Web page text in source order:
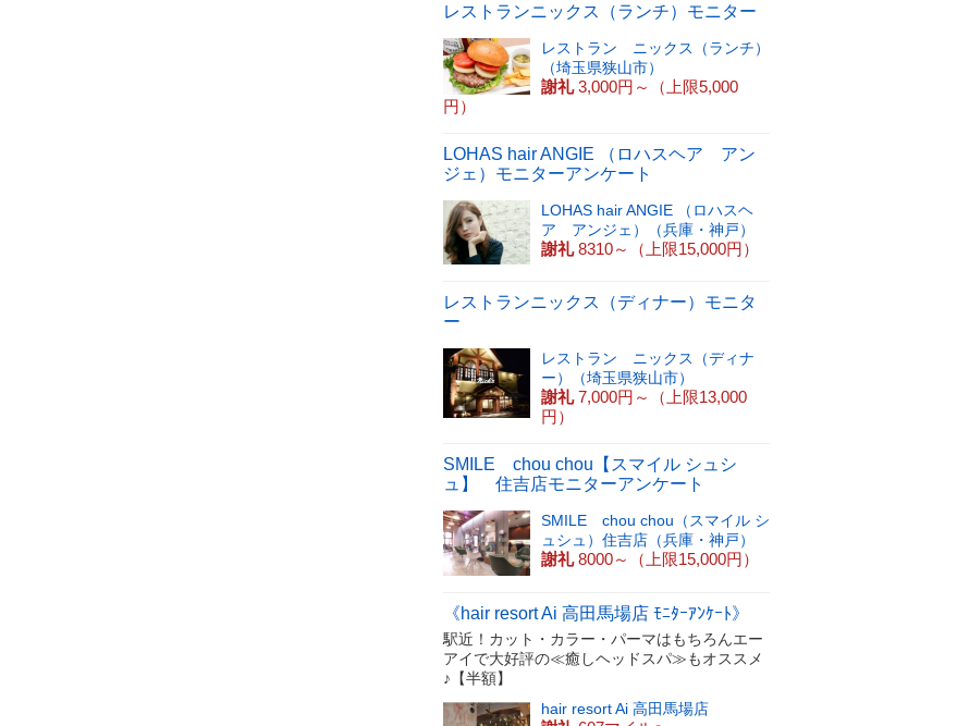
レストランニックス（ランチ）モニター
レストラン ニックス（ランチ）
（埼玉県狭山市）
謝礼 3,000円～（上限5,000
円）
LOHAS hair ANGIE （ロハスヘア アン
ジェ）モニターアンケート
LOHAS hair ANGIE （ロハスヘ
ア アンジェ）（兵庫・神戸）
謝礼 8310～（上限15,000円）
レストランニックス（ディナー）モニタ
ー
レストラン ニックス（ディナ
ー）（埼玉県狭山市）
謝礼 7,000円～（上限13,000
円）
SMILE chou chou【スマイル シュシ
ュ】 住吉店モニターアンケート
SMILE chou chou（スマイル シ
ュシュ）住吉店（兵庫・神戸）
謝礼 8000～（上限15,000円）
《hair resort Ai 高田馬場店 ﾓﾆﾀｰｱﾝｹｰﾄ》
駅近！カット・カラー・パーマはもちろんエー
アイで大好評の≪癒しヘッドスパ≫もオススメ
♪【半額】
hair resort Ai 高田馬場店